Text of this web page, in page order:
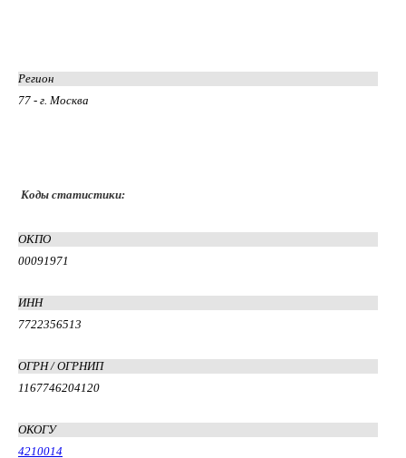
Регион
77 - г. Москва
Коды статистики:
ОКПО
00091971
ИНН
7722356513
ОГРН / ОГРНИП
1167746204120
ОКОГУ
4210014